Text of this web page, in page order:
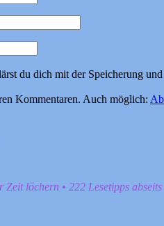
du dich mit der Speicherung
Kommentaren. Auch möglich:
Zeit löchern • 222 Lesetipps